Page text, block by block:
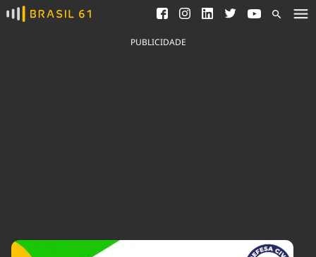
Ver todas as notícias
Saneamento
Indicadores
PUBLICIDADE